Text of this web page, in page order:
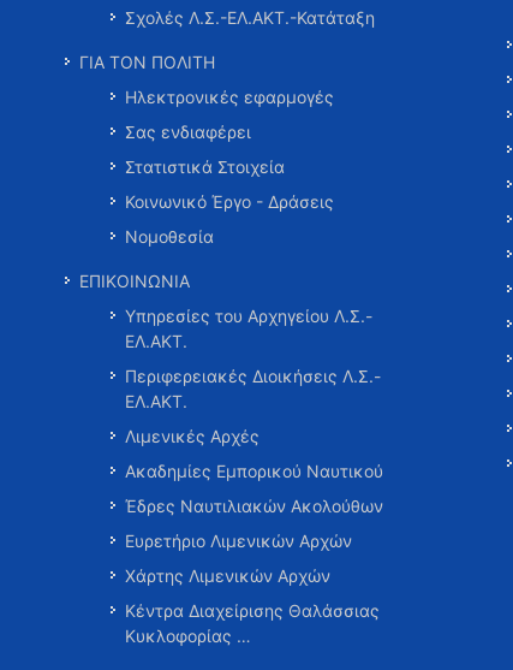
Σχολές Λ.Σ.-ΕΛ.ΑΚΤ.-Κατάταξη
ΓΙΑ ΤΟΝ ΠΟΛΙΤΗ
Ηλεκτρονικές εφαρμογές
Σας ενδιαφέρει
Στατιστικά Στοιχεία
Κοινωνικό Έργο - Δράσεις
Νομοθεσία
ΕΠΙΚΟΙΝΩΝΙΑ
Υπηρεσίες του Αρχηγείου Λ.Σ.-
ΕΛ.ΑΚΤ.
Περιφερειακές Διοικήσεις Λ.Σ.-
ΕΛ.ΑΚΤ.
Λιμενικές Αρχές
Ακαδημίες Εμπορικού Ναυτικού
Έδρες Ναυτιλιακών Ακολούθων
Ευρετήριο Λιμενικών Αρχών
Χάρτης Λιμενικών Αρχών
Κέντρα Διαχείρισης Θαλάσσιας
Κυκλοφορίας …